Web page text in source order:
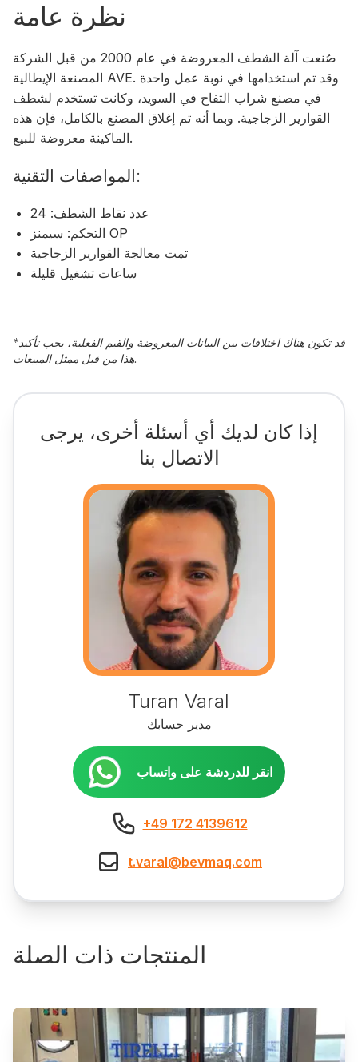
نظرة عامة
صُنعت آلة الشطف المعروضة في عام 2000 من قبل الشركة
المصنعة الإيطالية AVE. وقد تم استخدامها في نوبة عمل واحدة
في مصنع شراب التفاح في السويد، وكانت تستخدم لشطف
القوارير الزجاجية. وبما أنه تم إغلاق المصنع بالكامل، فإن هذه
الماكينة معروضة للبيع.
المواصفات التقنية:
عدد نقاط الشطف: 24
التحكم: سيمنز OP
تمت معالجة القوارير الزجاجية
ساعات تشغيل قليلة
*قد تكون هناك اختلافات بين البيانات المعروضة والقيم الفعلية، يجب تأكيد
هذا من قبل ممثل المبيعات.
إذا كان لديك أي أسئلة أخرى، يرجى
الاتصال بنا
Turan Varal
مدير حسابك
انقر للدردشة على واتساب
+49 172 4139612
t.varal@bevmaq.com
المنتجات ذات الصلة